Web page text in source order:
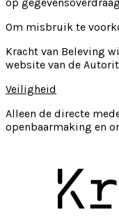
Om misbruik te
Kracht van Beleving
website van de
Veiligheid
Alleen de directe
openbaarmaking en